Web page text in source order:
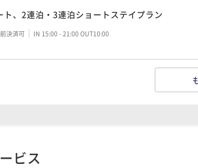
ト、2連泊・3連泊ショートステイプラン
決済可 IN 15:00 - 21:00 OUT10:00
イフ 別荘５連泊プラン
ビス